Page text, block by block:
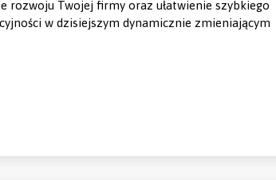
rozwoju Twojej firmy oraz ułatwienie szybkiego
w dzisiejszym dynamicznie zmieniającym